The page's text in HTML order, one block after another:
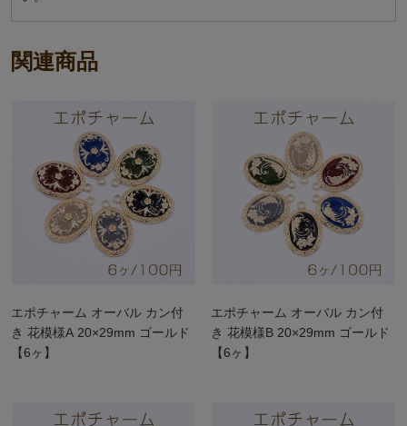
関連商品
エポチャーム オーバル カン付
き 花模様A 20×29mm ゴールド
【6ヶ】
エポチャーム オーバル カン付
き 花模様B 20×29mm ゴールド
【6ヶ】